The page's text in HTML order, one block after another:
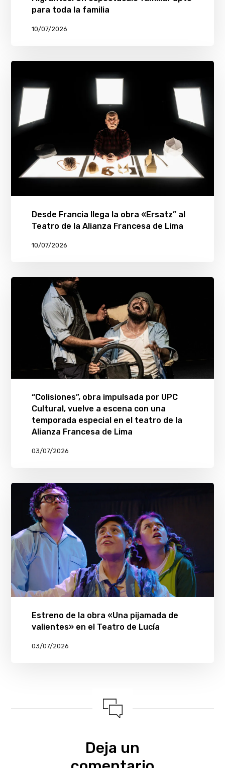
para toda la familia
10/07/2026
Desde Francia llega la obra «Ersatz” al
Teatro de la Alianza Francesa de Lima
10/07/2026
“Colisiones”, obra impulsada por UPC
Cultural, vuelve a escena con una
temporada especial en el teatro de la
Alianza Francesa de Lima
03/07/2026
Estreno de la obra «Una pijamada de
valientes» en el Teatro de Lucía
03/07/2026
Deja un